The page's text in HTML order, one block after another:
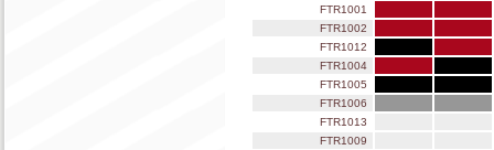
FTR1001
FTR1002
FTR1012
FTR1004
FTR1005
FTR1006
FTR1013
FTR1009